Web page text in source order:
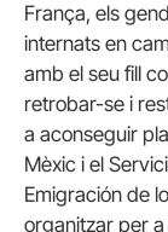
França, els
internats en
amb el seu fill
retrobar-se i
a aconseguir
Mèxic i el
Emigración de
organitzar per a